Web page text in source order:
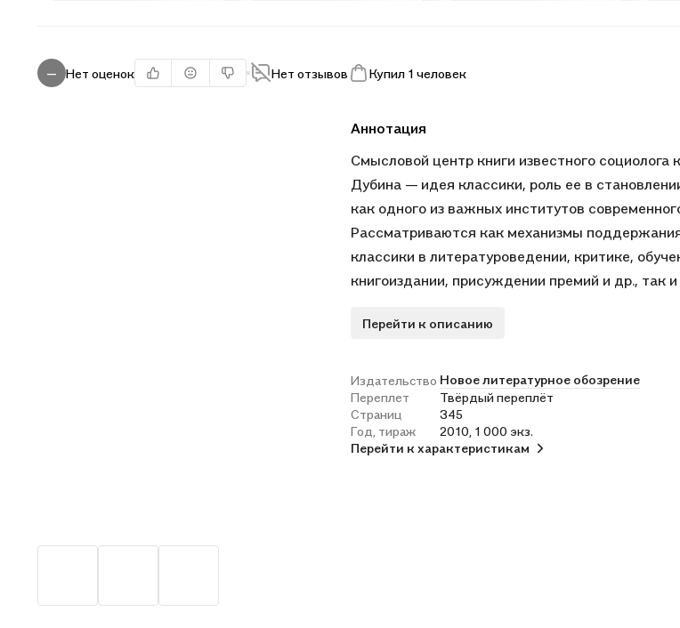
— Нет оценок Нет отзывов Купил 1 человек
Аннотация
Смысловой центр книги известного социолога
Дубина — идея классики, роль ее в
как одного из важных институтов
Рассматриваются как механизмы
классики в литературоведении, критике,
книгоиздании, присуждении премий и др., так и
массовой словесности. Вошедшие в книгу
обсуждают подходы к их профессиональному
методами социологии культуры.
Перейти к описанию
Издательство Новое литературное обозрение
Переплет
Твёрдый переплёт
Страниц
345
Год, тираж
2010, 1 000 экз.
Перейти к характеристикам